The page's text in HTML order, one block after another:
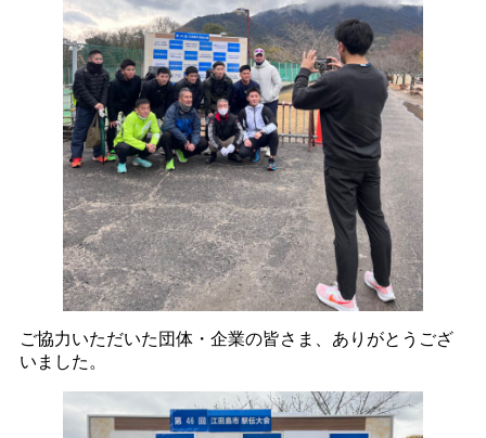
ご協力いただいた団体・企業の皆さま、ありがとうござ
いました。